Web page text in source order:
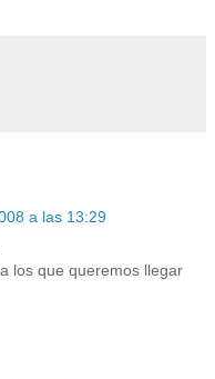
a las 13:29
los que queremos llegar